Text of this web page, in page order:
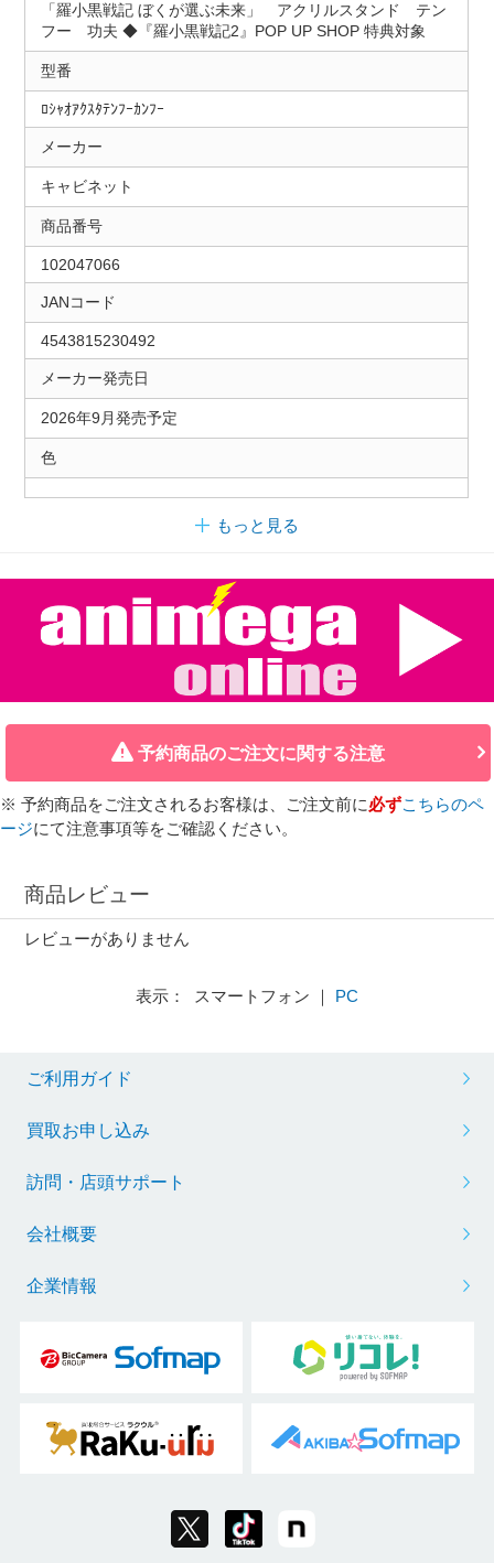
「羅小黒戦記 ぼくが選ぶ未来」 アクリルスタンド テン
フー 功夫 ◆『羅小黒戦記2』POP UP SHOP 特典対象
型番
ﾛｼｬｵｱｸｽﾀﾃﾝﾌｰｶﾝﾌｰ
メーカー
キャビネット
商品番号
102047066
JANコード
4543815230492
メーカー発売日
2026年9月発売予定
色
もっと見る
予約商品のご注文に関する注意
※ 予約商品をご注文されるお客様は、ご注文前に必ずこちらのペ
ージにて注意事項等をご確認ください。
商品レビュー
レビューがありません
表示： スマートフォン ｜ PC
ご利用ガイド
買取お申し込み
訪問・店頭サポート
会社概要
企業情報